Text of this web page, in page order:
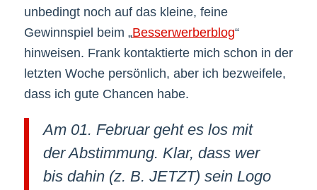
unbedingt noch auf das kleine, feine
Gewinnspiel beim „Besserwerberblog“
hinweisen. Frank kontaktierte mich schon in der
letzten Woche persönlich, aber ich bezweifele,
dass ich gute Chancen habe.
Am 01. Februar geht es los mit
der Abstimmung. Klar, dass wer
bis dahin (z. B. JETZT) sein Logo